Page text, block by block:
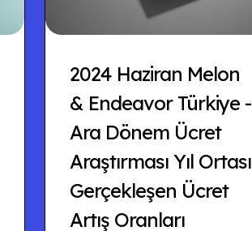
2024 Haziran Melon
& Endeavor Türkiye -
Ara Dönem Ücret
Araştırması Yıl Ortası
Gerçekleşen Ücret
Artış Oranları